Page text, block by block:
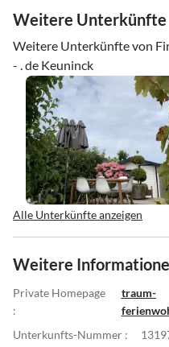
Weitere Unterkünfte
Weitere Unterkünfte von
- . de Keuninck
Alle Unterkünfte anzeigen
Weitere
Private Homepage
:
traum-
Unterkunfts-Nummer :